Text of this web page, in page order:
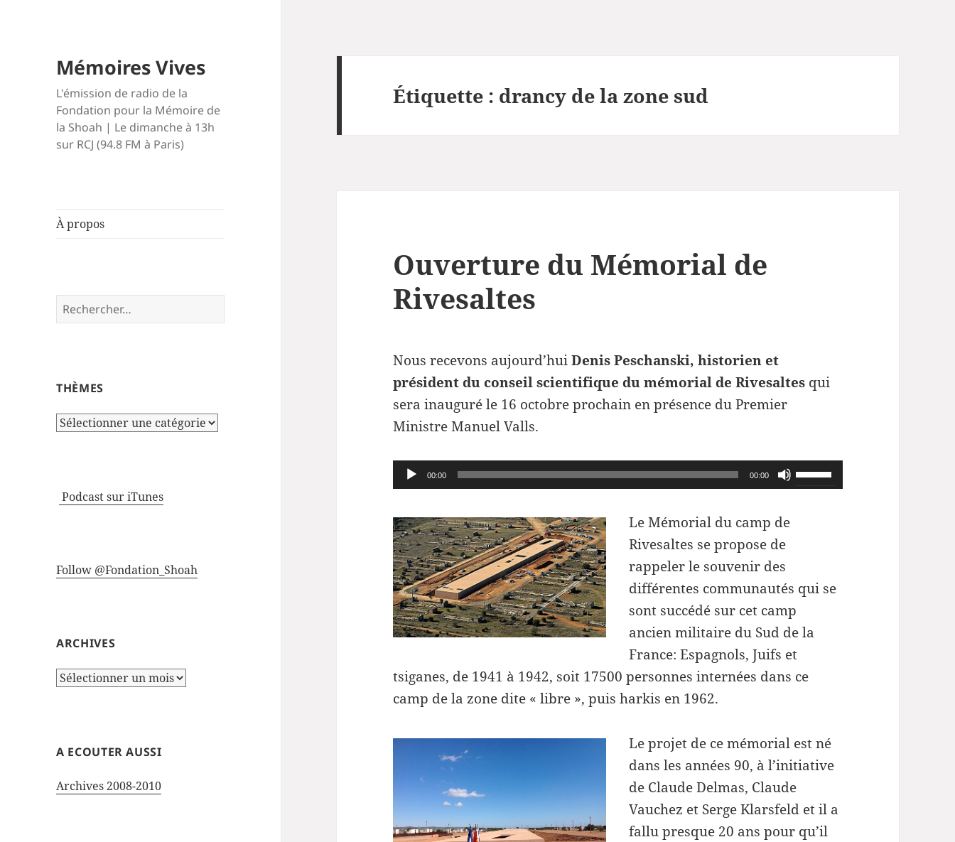
Mémoires Vives
L'émission de radio de la
Fondation pour la Mémoire de
la Shoah | Le dimanche à 13h
sur RCJ (94.8 FM à Paris)
À propos
Rechercher :
THÈMES
Thèmes
Podcast sur iTunes
Follow @Fondation_Shoah
ARCHIVES
Archives
A ECOUTER AUSSI
Archives 2008-2010
Étiquette : drancy de la zone sud
Ouverture du Mémorial de
Rivesaltes
Nous recevons aujourd’huiDenis Peschanski, historien et
président du conseil scientifique du mémorial de Rivesaltes qui
sera inauguré le 16 octobre prochain en présence du Premier
Ministre Manuel Valls.
Lecteur
audio
00:00 00:00
Utilisez
les
augmenter
diminuer
Le Mémorial du camp de
Rivesaltes se propose de
rappeler le souvenir des
différentes communautés qui se
sont succédé sur cet camp
ancien militaire du Sud de la
France: Espagnols, Juifs et
tsiganes, de 1941 à 1942, soit 17500 personnes internées dans ce
camp de la zone dite « libre », puis harkis en 1962.
Le projet de ce mémorial est né
dans les années 90, à l’initiative
de Claude Delmas, Claude
Vauchez et Serge Klarsfeld et il a
fallu presque 20 ans pour qu’il